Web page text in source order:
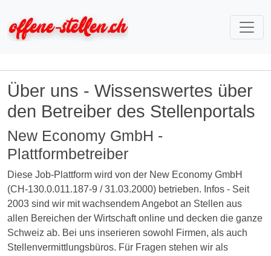
Über uns - Wissenswertes über
den Betreiber des Stellenportals
New Economy GmbH -
Plattformbetreiber
Diese Job-Plattform wird von der New Economy GmbH
(CH-130.0.011.187-9 / 31.03.2000) betrieben. Infos - Seit
2003 sind wir mit wachsendem Angebot an Stellen aus
allen Bereichen der Wirtschaft online und decken die ganze
Schweiz ab. Bei uns inserieren sowohl Firmen, als auch
Stellenvermittlungsbüros. Für Fragen stehen wir als